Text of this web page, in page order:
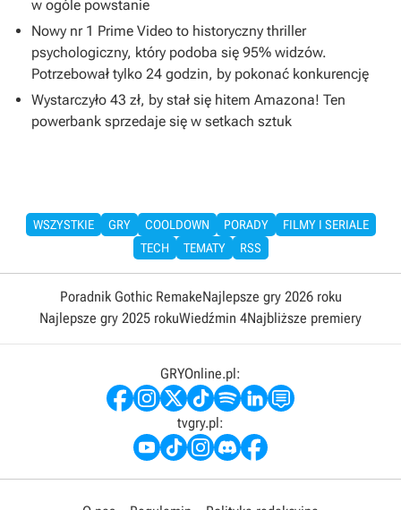
w ogóle powstanie
Nowy nr 1 Prime Video to historyczny thriller
psychologiczny, który podoba się 95% widzów.
Potrzebował tylko 24 godzin, by pokonać konkurencję
Wystarczyło 43 zł, by stał się hitem Amazona! Ten
powerbank sprzedaje się w setkach sztuk
WSZYSTKIE GRY COOLDOWN PORADY
FILMY I SERIALE
TECH
TEMATY RSS
Poradnik Gothic RemakeNajlepsze gry 2026 roku
Najlepsze gry 2025 rokuWiedźmin 4Najbliższe premiery
GRYOnline.pl:
tvgry.pl: